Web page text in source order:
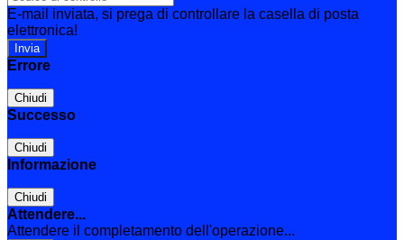
E-mail inviata, si prega di controllare la casella di posta
elettronica!
Errore
Chiudi
Successo
Chiudi
Informazione
Chiudi
Attendere...
Attendere il completamento dell'operazione...